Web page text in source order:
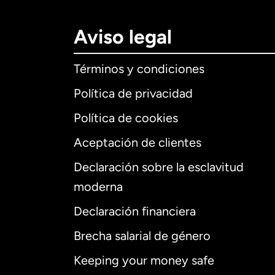
Aviso legal
Términos y condiciones
Política de privacidad
Política de cookies
Aceptación de clientes
Declaración sobre la esclavitud
moderna
Declaración financiera
Brecha salarial de género
Keeping your money safe
Internacional
Alemania